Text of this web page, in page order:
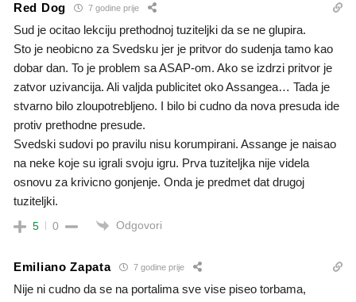
Red Dog 7 godine prije
Sud je ocitao lekciju prethodnoj tuziteljki da se ne glupira.
Sto je neobicno za Svedsku jer je pritvor do sudenja tamo kao
dobar dan. To je problem sa ASAP-om. Ako se izdrzi pritvor je
zatvor uzivancija. Ali valjda publicitet oko Assangea… Tada je
stvarno bilo zloupotrebljeno. I bilo bi cudno da nova presuda ide
protiv prethodne presude.
Svedski sudovi po pravilu nisu korumpirani. Assange je naisao
na neke koje su igrali svoju igru. Prva tuziteljka nije videla
osnovu za krivicno gonjenje. Onda je predmet dat drugoj
tuziteljki.
5 0 Odgovori
Emiliano Zapata 7 godine prije
Nije ni cudno da se na portalima sve vise piseo torbama,